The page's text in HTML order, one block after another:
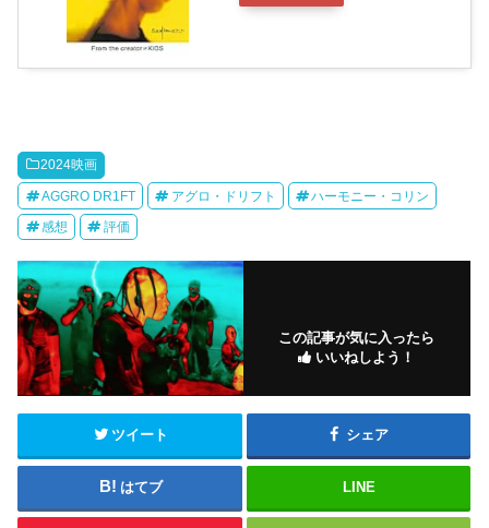
2024映画
AGGRO DR1FT アグロ・ドリフト ハーモニー・コリン
感想 評価
この記事が気に入ったら
いいねしよう！
ツイート シェア
はてブ LINE